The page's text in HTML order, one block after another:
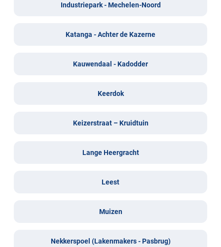
Industriepark - Mechelen-Noord
Katanga - Achter de Kazerne
Kauwendaal - Kadodder
Keerdok
Keizerstraat – Kruidtuin
Lange Heergracht
Leest
Muizen
Nekkerspoel (Lakenmakers - Pasbrug)